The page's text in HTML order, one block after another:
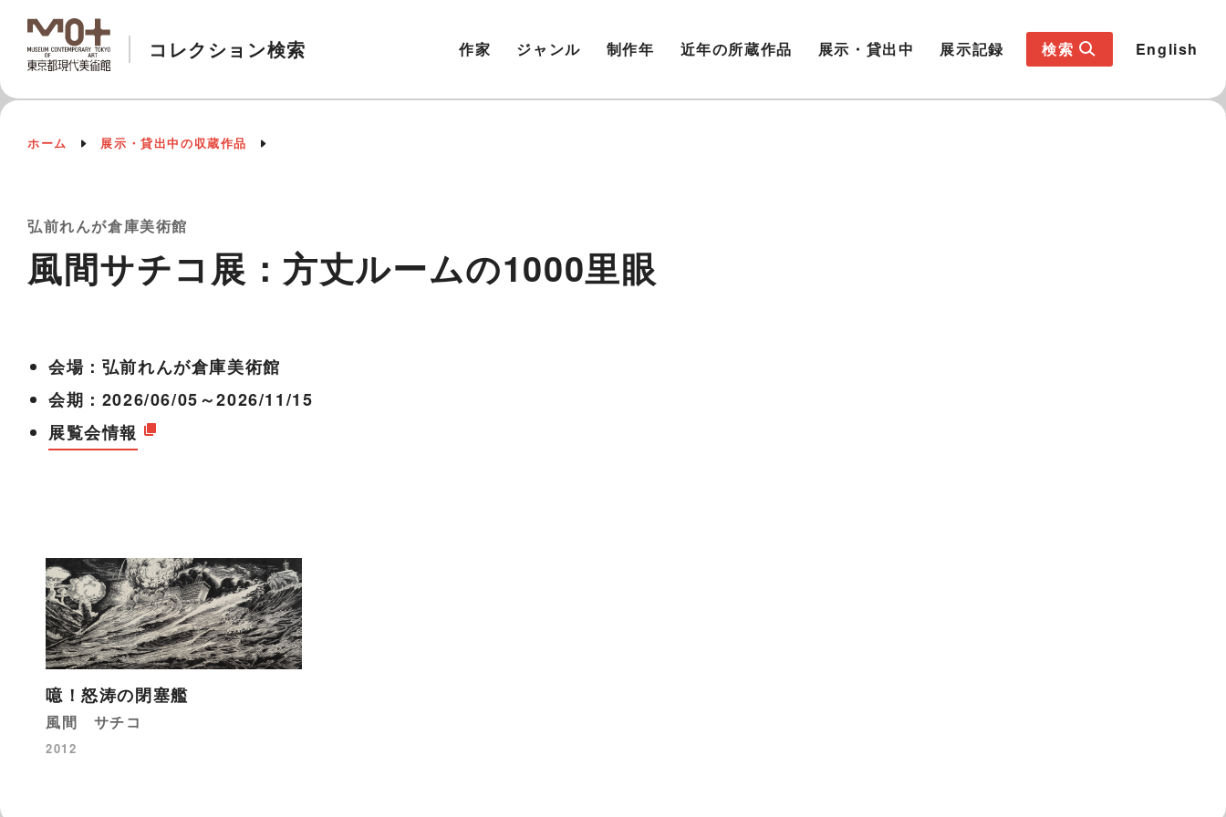
コレクション検索 作家 ジャンル 制作年 近年の所蔵作品 展示・貸出中 展示記録 検索 English
ホーム 展示・貸出中の収蔵作品
弘前れんが倉庫美術館
⾵間サチコ展：⽅丈ルームの1000⾥眼
会場：弘前れんが倉庫美術館
会期：2026/06/05～2026/11/15
展覧会情報
噫！怒涛の閉塞艦
風間 サチコ
2012